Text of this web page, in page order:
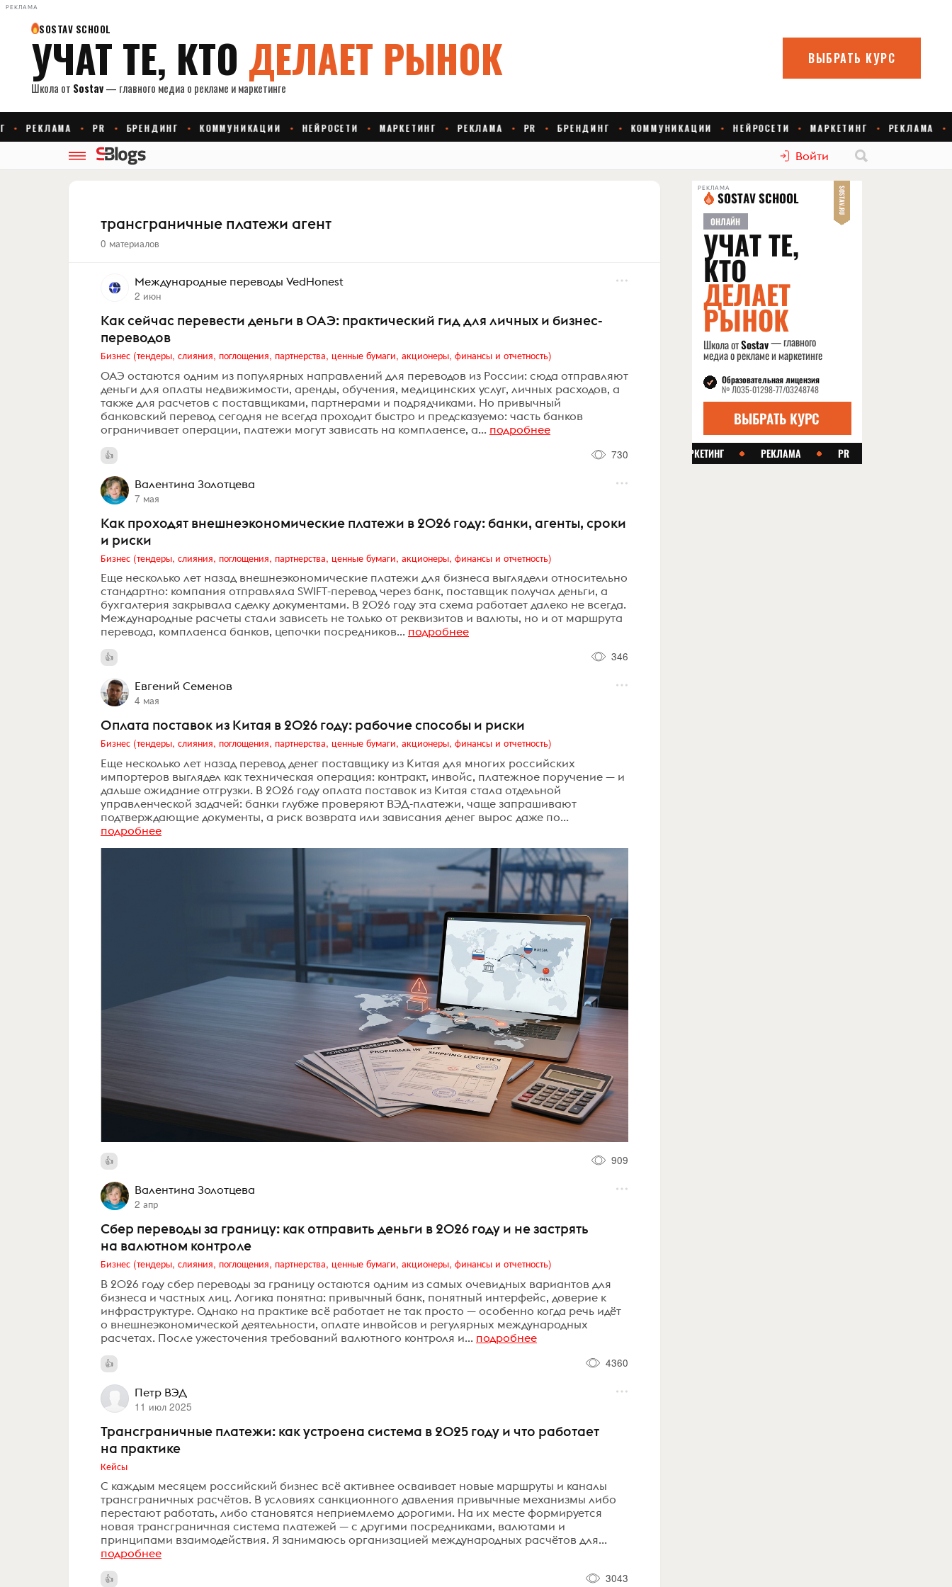
РЕКЛАМА
Войти
трансграничные платежи агент
0 материалов
Международные переводы VedHonest
2 июн
Как сейчас перевести деньги в ОАЭ: практический гид для личных и бизнес-
переводов
Бизнес (тендеры, слияния, поглощения, партнерства, ценные бумаги, акционеры, финансы и отчетность)
ОАЭ остаются одним из популярных направлений для переводов из России: сюда отправляют
деньги для оплаты недвижимости, аренды, обучения, медицинских услуг, личных расходов, а
также для расчетов с поставщиками, партнерами и подрядчиками. Но привычный
банковский перевод сегодня не всегда проходит быстро и предсказуемо: часть банков
ограничивает операции, платежи могут зависать на комплаенсе, а... подробнее
730
Валентина Золотцева
7 мая
Как проходят внешнеэкономические платежи в 2026 году: банки, агенты, сроки
и риски
Бизнес (тендеры, слияния, поглощения, партнерства, ценные бумаги, акционеры, финансы и отчетность)
Еще несколько лет назад внешнеэкономические платежи для бизнеса выглядели относительно
стандартно: компания отправляла SWIFT-перевод через банк, поставщик получал деньги, а
бухгалтерия закрывала сделку документами. В 2026 году эта схема работает далеко не всегда.
Международные расчеты стали зависеть не только от реквизитов и валюты, но и от маршрута
перевода, комплаенса банков, цепочки посредников... подробнее
346
Евгений Семенов
4 мая
Оплата поставок из Китая в 2026 году: рабочие способы и риски
Бизнес (тендеры, слияния, поглощения, партнерства, ценные бумаги, акционеры, финансы и отчетность)
Еще несколько лет назад перевод денег поставщику из Китая для многих российских
импортеров выглядел как техническая операция: контракт, инвойс, платежное поручение — и
дальше ожидание отгрузки. В 2026 году оплата поставок из Китая стала отдельной
управленческой задачей: банки глубже проверяют ВЭД-платежи, чаще запрашивают
подтверждающие документы, а риск возврата или зависания денег вырос даже по...
подробнее
909
Валентина Золотцева
2 апр
Сбер переводы за границу: как отправить деньги в 2026 году и не застрять
на валютном контроле
Бизнес (тендеры, слияния, поглощения, партнерства, ценные бумаги, акционеры, финансы и отчетность)
В 2026 году сбер переводы за границу остаются одним из самых очевидных вариантов для
бизнеса и частных лиц. Логика понятна: привычный банк, понятный интерфейс, доверие к
инфраструктуре. Однако на практике всё работает не так просто — особенно когда речь идёт
о внешнеэкономической деятельности, оплате инвойсов и регулярных международных
расчетах. После ужесточения требований валютного контроля и... подробнее
4360
Петр ВЭД
11 июл 2025
Трансграничные платежи: как устроена система в 2025 году и что работает
на практике
Кейсы
С каждым месяцем российский бизнес всё активнее осваивает новые маршруты и каналы
трансграничных расчётов. В условиях санкционного давления привычные механизмы либо
перестают работать, либо становятся неприемлемо дорогими. На их месте формируется
новая трансграничная система платежей — с другими посредниками, валютами и
принципами взаимодействия. Я занимаюсь организацией международных расчётов для...
подробнее
3043
РЕКЛАМА